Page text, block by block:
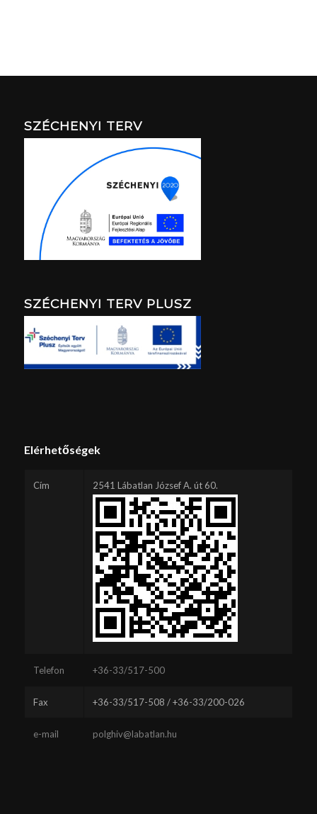
SZÉCHENYI TERV
SZÉCHENYI TERV PLUSZ
Elérhetőségek
Cím 2541 Lábatlan József A. út 60.
Telefon +36-33/517-500
Fax +36-33/517-508 / +36-33/200-026
e-mail polghiv@labatlan.hu